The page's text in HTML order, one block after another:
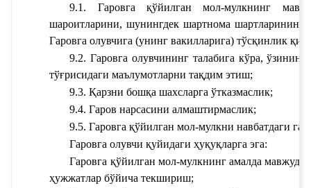
9.1. Гаровга қўйилган мол-мулкнинг
шароитларини, шунингдек шартнома
Гаровга олувчига (унинг вакилларига) тўсқинлик
9.2. Гаровга олувчининг талабига кўра,
тўғрисидаги маълумотларни тақдим этиш;
9.3. Қарзни бошқа шахсларга ўтказмаслик;
9.4. Гаров нарсасини алмаштирмаслик;
9.5. Гаровга қўйилган мол-мулкни навбатдаги
Гаровга олувчи қуйидаги ҳуқуқларга эга:
Гаровга қўйилган мол-мулкнинг амалда
ҳужжатлар бўйича текшириш;